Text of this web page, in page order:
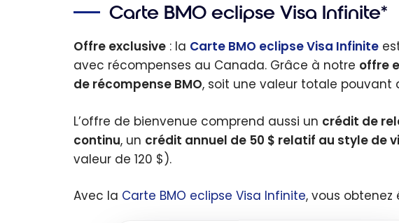
Carte BMO eclipse Visa Infinite*
Offre exclusive : la Carte BMO eclipse Visa Infinite
avec récompenses au Canada. Grâce à notre offre
de récompense BMO, soit une valeur totale pouvant
L’offre de bienvenue comprend aussi un crédit de
continu, un crédit annuel de 50 $ relatif au style de
valeur de 120 $).
Avec la Carte BMO eclipse Visa Infinite, vous